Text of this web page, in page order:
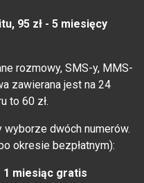
95 zł - 5 miesięcy
rozmowy, SMS-y, MMS-
zawierana jest na 24
to 60 zł.
dwóch numerów.
okresie bezpłatnym):
1 miesiąc gratis